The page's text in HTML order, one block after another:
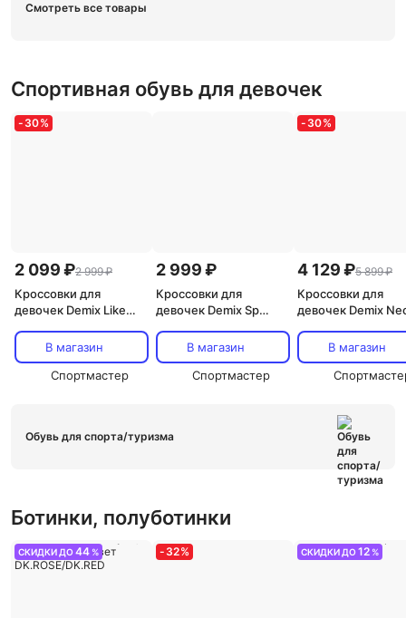
Смотреть все товары
Спортивная обувь для девочек
- 30%
2 099 ₽2 999 ₽
Кроссовки для
девочек Demix Like
В магазин
Спортмастер
2 999 ₽
Кроссовки для
девочек Demix Sp
В магазин
Спортмастер
- 30%
4 129 ₽5 899 ₽
Кроссовки для
девочек Demix
В магазин
Обувь для спорта/туризма
Ботинки, полуботинки
СКИДКИ ДО44 % - 32% СКИДКИ ДО12 %